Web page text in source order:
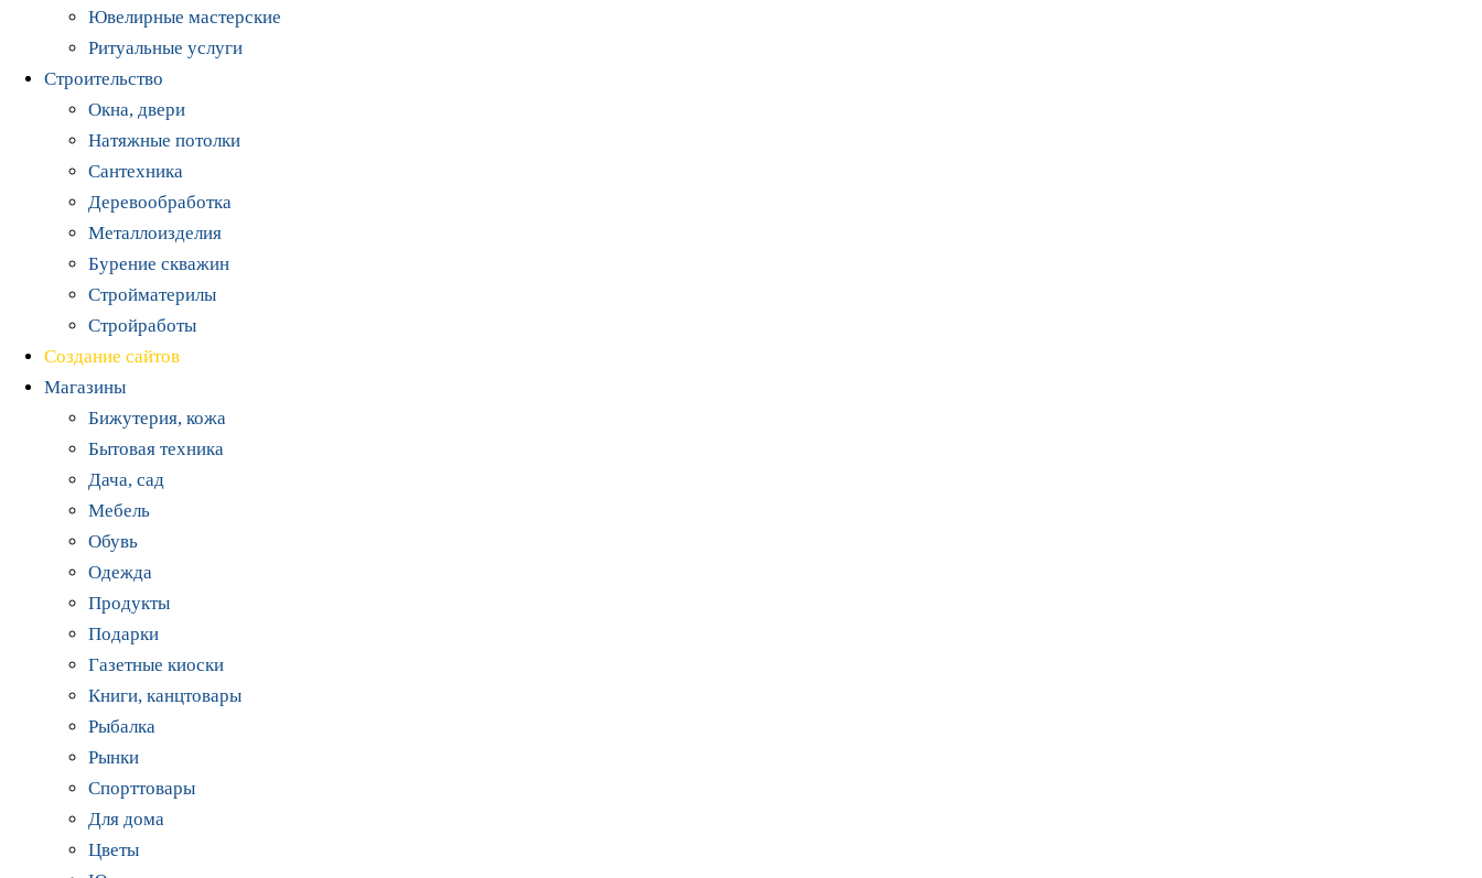
Ювелирные мастерские
Ритуальные услуги
Строительство
Окна, двери
Натяжные потолки
Сантехника
Деревообработка
Металлоизделия
Бурение скважин
Стройматерилы
Стройработы
Создание сайтов
Магазины
Бижутерия, кожа
Бытовая техника
Дача, сад
Мебель
Обувь
Одежда
Продукты
Подарки
Газетные киоски
Книги, канцтовары
Рыбалка
Рынки
Спорттовары
Для дома
Цветы